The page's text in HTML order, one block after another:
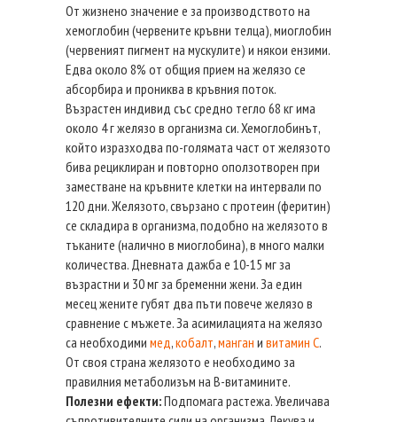
От жизнено значение е за производството на
хемоглобин (червените кръвни телца), миоглобин
(червеният пигмент на мускулите) и някои ензими.
Едва около 8% от общия прием на желязо се
абсорбира и прониква в кръвния поток.
Възрастен индивид със средно тегло 68 кг има
около 4 г желязо в организма си. Хемоглобинът,
който изразходва по-голямата част от желязото
бива рециклиран и повторно оползотворен при
заместване на кръвните клетки на интервали по
120 дни. Желязото, свързано с протеин (феритин)
се складира в организма, подобно на желязото в
тъканите (налично в миоглобина), в много малки
количества. Дневната дажба е 10-15 мг за
възрастни и 30 мг за бременни жени. За един
месец жените губят два пъти повече желязо в
сравнение с мъжете. За асимилацията на желязо
са необходими мед,кобалт,манган и витамин С.
От своя страна желязото е необходимо за
правилния метаболизъм на В-витамините.
Полезни ефекти:Подпомага растежа. Увеличава